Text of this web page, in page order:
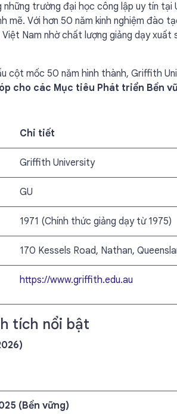
trường đại học công lập uy tín tại
mẽ. Với hơn 50 năm kinh nghiệm
Nam nhờ chất lượng giảng dạy
cột mốc 50 năm hình thành, Griffith
cho các Mục tiêu Phát triển Bền
Chi tiết
Griffith University
GU
1971 (Chính thức giảng dạy từ 1975)
170 Kessels Road, Nathan,
https://www.griffith.edu.au
tích nổi bật
(Bền vững)